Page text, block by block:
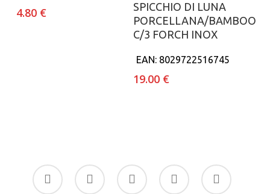
4.80 €
SPICCHIO DI LUNA
PORCELLANA/BAMBOO
C/3 FORCH INOX
EAN: 8029722516745
19.00 €
facebook
google-
plus
instagram whatsapp tiktok